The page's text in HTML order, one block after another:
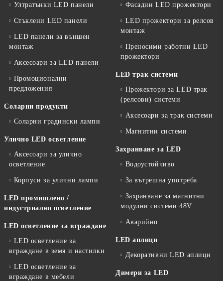
Ултратънки LED панели
Стъклени LED панели
LED панели за външен
монтаж
Аксесоари за LED панели
Промоционални
предложения
Соларни продукти
Соларни градински лампи
Улично LED осветление
Аксесоари за улично
осветление
Корпуси за улични лампи
LED промишлено /
индустриално осветление
LED осветление за вграждане
LED осветление за
вграждане в земя и настилки
LED осветление за
вграждане в мебели
Фасадни LED прожектори
LED прожектори за релсов
монтаж
Преносими работни LED
прожектори
LED трак системи
Прожектори за LED трак
(релсови) системи
Аксесоари за трак системи
Магнитни системи
Захранване за LED
Водоустойчиво
За вътрешна употреба
Захранване за магнитни
модулни системи 48V
Аварийно
LED аплици
Декоративни LED аплици
Димери за LED